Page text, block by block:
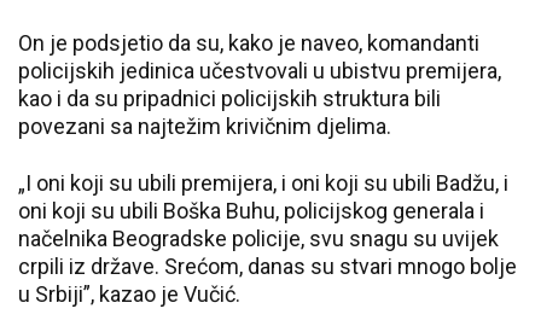
On je podsjetio da su, kako je naveo, komandanti
policijskih jedinica učestvovali u ubistvu premijera,
kao i da su pripadnici policijskih struktura bili
povezani sa najtežim krivičnim djelima.
„I oni koji su ubili premijera, i oni koji su ubili Badžu, i
oni koji su ubili Boška Buhu, policijskog generala i
načelnika Beogradske policije, svu snagu su uvijek
crpili iz države. Srećom, danas su stvari mnogo bolje
u Srbiji”, kazao je Vučić.